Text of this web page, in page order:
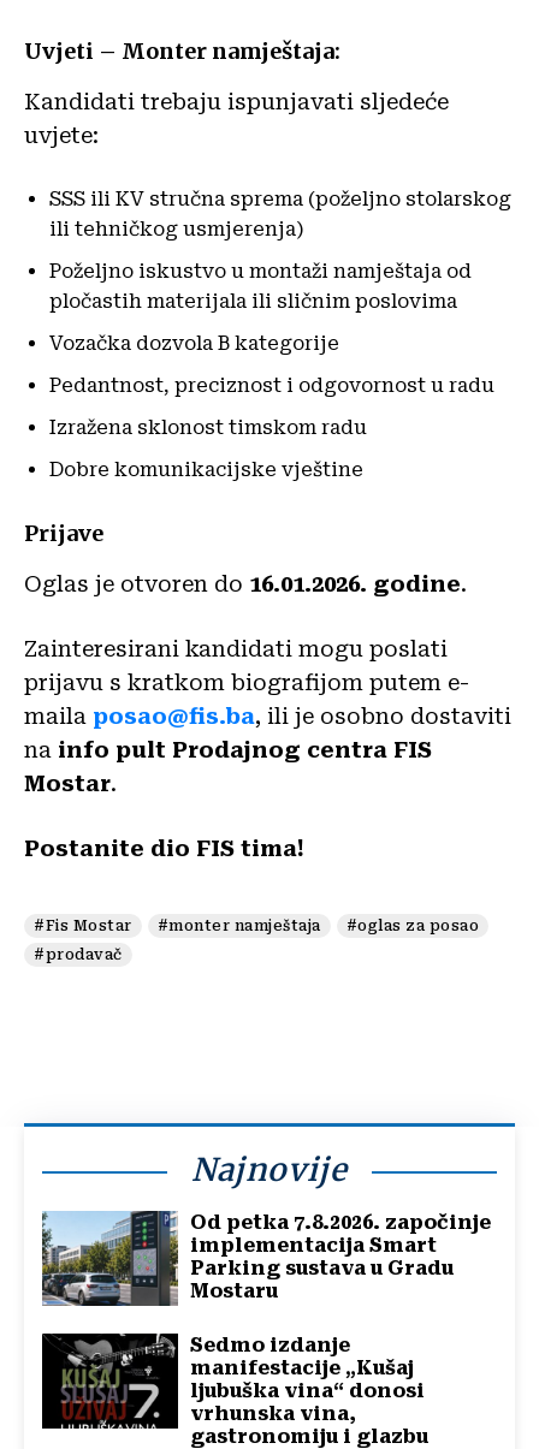
Uvjeti – Monter namještaja:
Kandidati trebaju ispunjavati sljedeće
uvjete:
SSS ili KV stručna sprema (poželjno stolarskog
ili tehničkog usmjerenja)
Poželjno iskustvo u montaži namještaja od
pločastih materijala ili sličnim poslovima
Vozačka dozvola B kategorije
Pedantnost, preciznost i odgovornost u radu
Izražena sklonost timskom radu
Dobre komunikacijske vještine
Prijave
Oglas je otvoren do 16.01.2026. godine.
Zainteresirani kandidati mogu poslati
prijavu s kratkom biografijom putem e-
maila posao@fis.ba, ili je osobno dostaviti
na info pult Prodajnog centra FIS
Mostar.
Postanite dio FIS tima!
#Fis Mostar #monter namještaja
#oglas za posao
#prodavač
Najnovije
Od petka 7.8.2026. započinje
implementacija Smart
Parking sustava u Gradu
Mostaru
Sedmo izdanje
manifestacije „Kušaj
ljubuška vina“ donosi
vrhunska vina,
gastronomiju i glazbu